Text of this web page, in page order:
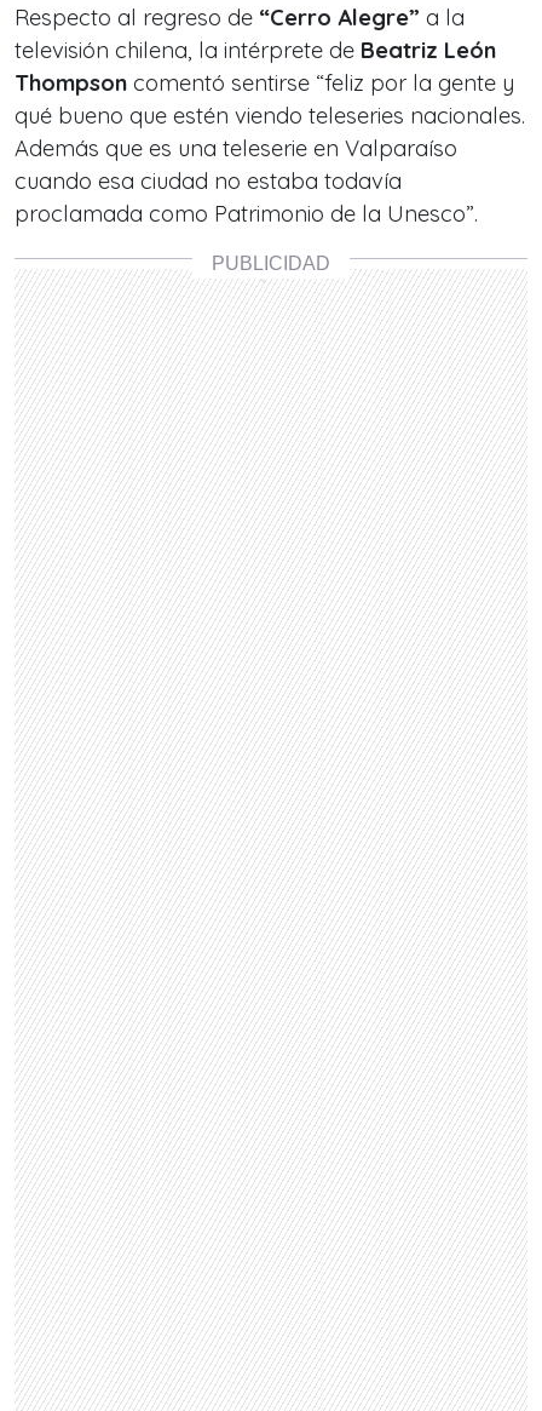
Respecto al regreso de “Cerro Alegre” a la
televisión chilena, la intérprete de Beatriz León
Thompson comentó sentirse “feliz por la gente y
qué bueno que estén viendo teleseries nacionales.
Además que es una teleserie en Valparaíso
cuando esa ciudad no estaba todavía
proclamada como Patrimonio de la Unesco”.